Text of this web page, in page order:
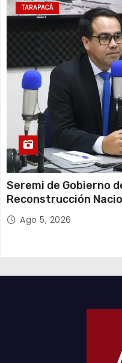
TARAPACÁ
Seremi de Gobierno
Reconstrucción
y el empleo en
Ago 5, 2026